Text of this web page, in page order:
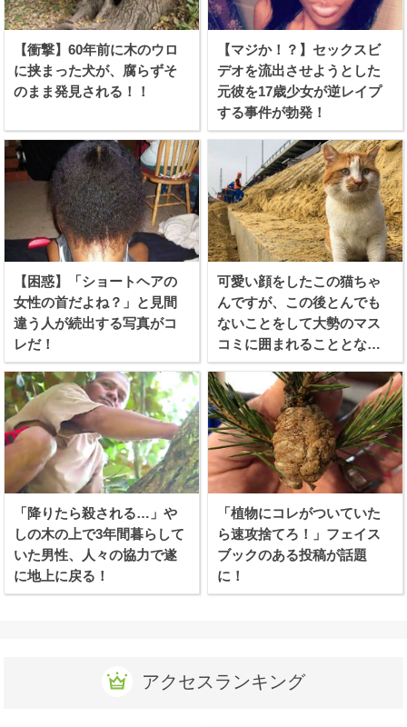
【衝撃】60年前に木のウロ
に挟まった犬が、腐らずそ
のまま発見される！！
【マジか！？】セックスビ
デオを流出させようとした
元彼を17歳少女が逆レイプ
する事件が勃発！
【困惑】「ショートヘアの
女性の首だよね？」と見間
違う人が続出する写真がコ
レだ！
可愛い顔をしたこの猫ちゃ
んですが、この後とんでも
ないことをして大勢のマス
コミに囲まれることとなり
ます
「降りたら殺される…」や
しの木の上で3年間暮らして
いた男性、人々の協力で遂
に地上に戻る！
「植物にコレがついていた
ら速攻捨てろ！」フェイス
ブックのある投稿が話題
に！
アクセスランキング